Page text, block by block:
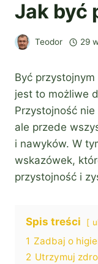
Jak być
Teodor 29
Być
jest to możliwe
Przystojność
ale przede
i nawyków. W
wskazówek,
przystojność i
Spis treści
1 Zadbaj o
2 Utrzymuj